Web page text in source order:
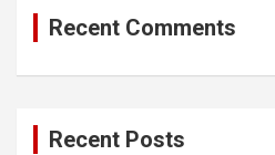
Recent Comments
Recent Posts